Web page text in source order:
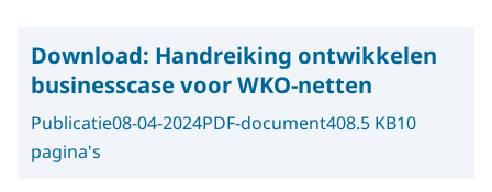
Download: Handreiking ontwikkelen
businesscase voor WKO-netten
Publicatie08-04-2024PDF-document408.5 KB10
pagina's